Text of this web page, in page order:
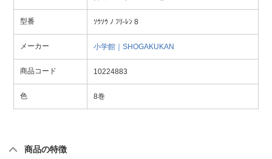
型番 ｿｳｿｳ ﾉ ﾌﾘ-ﾚﾝ 8
メーカー 小学館｜SHOGAKUKAN
商品コード 10224883
色 8巻
商品の特徴